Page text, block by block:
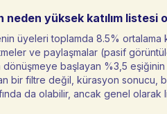
neden yüksek katılım listesi
üyeleri toplamda 8.5% ortalama
ve paylaşmalar (pasif
dönüşmeye başlayan %3,5
bir filtre değil, kürasyon sonucu,
da olabilir, ancak genel olarak